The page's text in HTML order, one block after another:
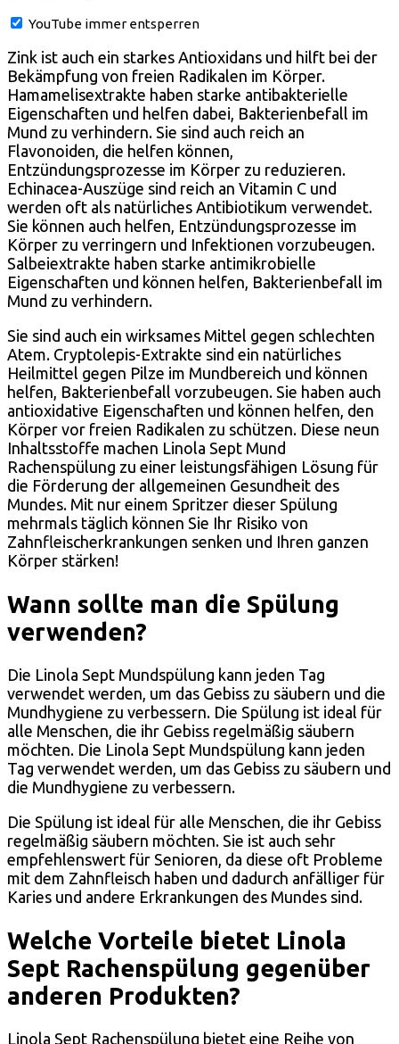
YouTube immer entsperren
Zink ist auch ein starkes Antioxidans und hilft bei der
Bekämpfung von freien Radikalen im Körper.
Hamamelisextrakte haben starke antibakterielle
Eigenschaften und helfen dabei, Bakterienbefall im
Mund zu verhindern. Sie sind auch reich an
Flavonoiden, die helfen können,
Entzündungsprozesse im Körper zu reduzieren.
Echinacea-Auszüge sind reich an Vitamin C und
werden oft als natürliches Antibiotikum verwendet.
Sie können auch helfen, Entzündungsprozesse im
Körper zu verringern und Infektionen vorzubeugen.
Salbeiextrakte haben starke antimikrobielle
Eigenschaften und können helfen, Bakterienbefall im
Mund zu verhindern.
Sie sind auch ein wirksames Mittel gegen schlechten
Atem. Cryptolepis-Extrakte sind ein natürliches
Heilmittel gegen Pilze im Mundbereich und können
helfen, Bakterienbefall vorzubeugen. Sie haben auch
antioxidative Eigenschaften und können helfen, den
Körper vor freien Radikalen zu schützen. Diese neun
Inhaltsstoffe machen Linola Sept Mund
Rachenspülung zu einer leistungsfähigen Lösung für
die Förderung der allgemeinen Gesundheit des
Mundes. Mit nur einem Spritzer dieser Spülung
mehrmals täglich können Sie Ihr Risiko von
Zahnfleischerkrankungen senken und Ihren ganzen
Körper stärken!
Wann sollte man die Spülung
verwenden?
Die Linola Sept Mundspülung kann jeden Tag
verwendet werden, um das Gebiss zu säubern und die
Mundhygiene zu verbessern. Die Spülung ist ideal für
alle Menschen, die ihr Gebiss regelmäßig säubern
möchten. Die Linola Sept Mundspülung kann jeden
Tag verwendet werden, um das Gebiss zu säubern und
die Mundhygiene zu verbessern.
Die Spülung ist ideal für alle Menschen, die ihr Gebiss
regelmäßig säubern möchten. Sie ist auch sehr
empfehlenswert für Senioren, da diese oft Probleme
mit dem Zahnfleisch haben und dadurch anfälliger für
Karies und andere Erkrankungen des Mundes sind.
Welche Vorteile bietet Linola
Sept Rachenspülung gegenüber
anderen Produkten?
Linola Sept Rachenspülung bietet eine Reihe von